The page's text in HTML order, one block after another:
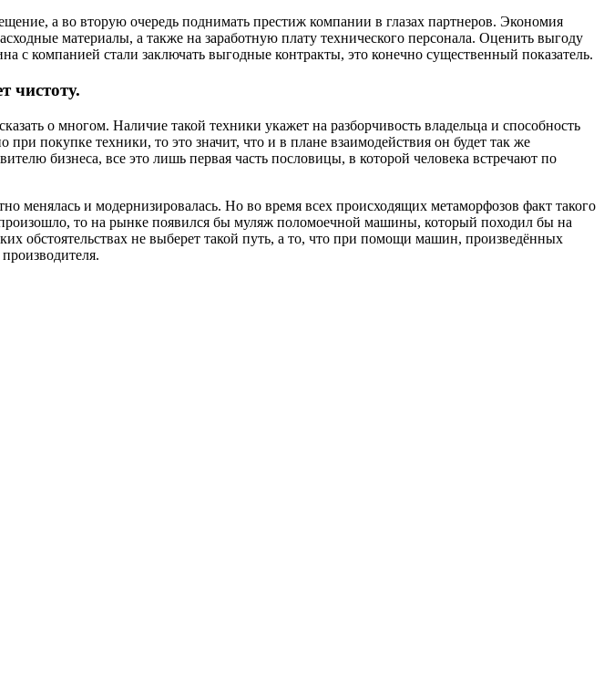
а во вторую очередь поднимать престиж компании в глазах партнеров. Экономия
материалы, а также на заработную плату технического персонала. Оценить выгоду
с компанией стали заключать выгодные контракты, это конечно существенный показатель.
чистоту.
о многом. Наличие такой техники укажет на разборчивость владельца и способность
покупке техники, то это значит, что и в плане взаимодействия он будет так же
бизнеса, все это лишь первая часть пословицы, в которой человека встречают по
и модернизировалась. Но во время всех происходящих метаморфозов факт такого
то на рынке появился бы муляж поломоечной машины, который походил бы на
обстоятельствах не выберет такой путь, а то, что при помощи машин, произведённых